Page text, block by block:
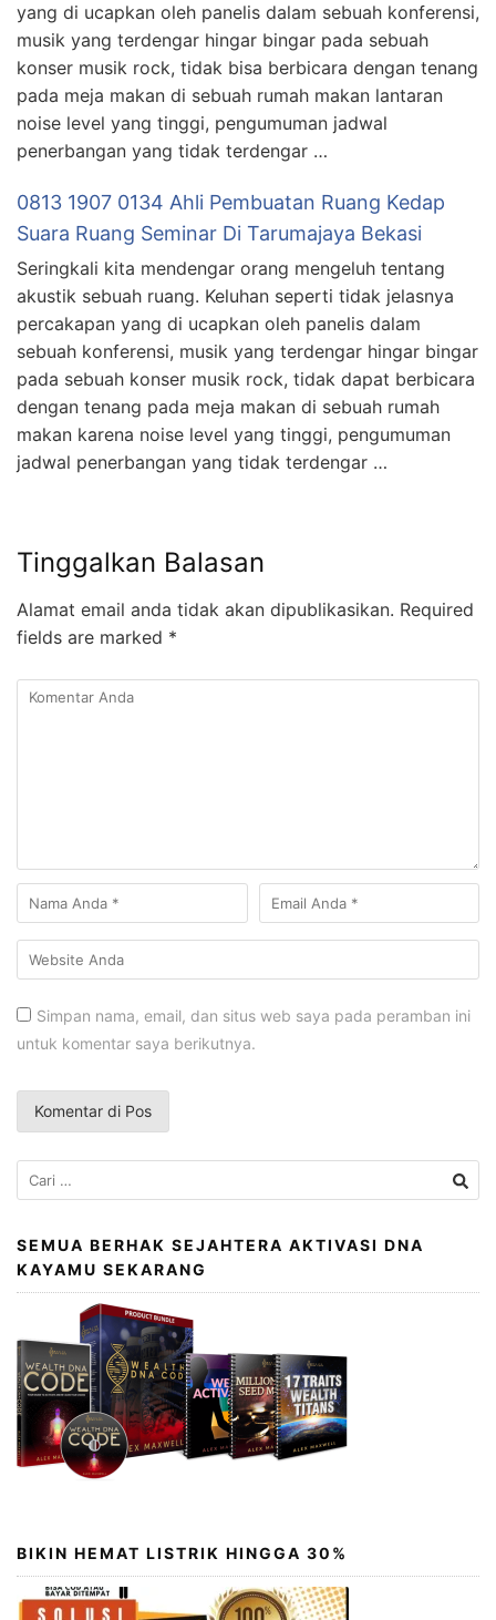
yang di ucapkan oleh panelis dalam sebuah konferensi,
musik yang terdengar hingar bingar pada sebuah
konser musik rock, tidak bisa berbicara dengan tenang
pada meja makan di sebuah rumah makan lantaran
noise level yang tinggi, pengumuman jadwal
penerbangan yang tidak terdengar …
0813 1907 0134 Ahli Pembuatan Ruang Kedap
Suara Ruang Seminar Di Tarumajaya Bekasi
Seringkali kita mendengar orang mengeluh tentang
akustik sebuah ruang. Keluhan seperti tidak jelasnya
percakapan yang di ucapkan oleh panelis dalam
sebuah konferensi, musik yang terdengar hingar bingar
pada sebuah konser musik rock, tidak dapat berbicara
dengan tenang pada meja makan di sebuah rumah
makan karena noise level yang tinggi, pengumuman
jadwal penerbangan yang tidak terdengar …
Tinggalkan Balasan
Alamat email anda tidak akan dipublikasikan. Required
fields are marked *
Simpan nama, email, dan situs web saya pada peramban ini
untuk komentar saya berikutnya.
Cari
untuk:
SEMUA BERHAK SEJAHTERA AKTIVASI DNA
KAYAMU SEKARANG
BIKIN HEMAT LISTRIK HINGGA 30%